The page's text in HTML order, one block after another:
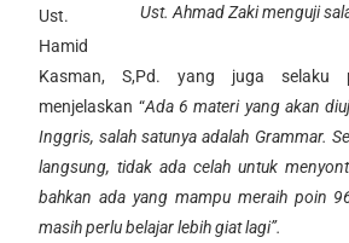
Ust. Ahmad Zaki menguji
Ust.
Hamid
Kasman, S,Pd. yang juga selaku
menjelaskan “Ada 6 materi yang akan
Inggris, salah satunya adalah Grammar.
langsung, tidak ada celah untuk
bahkan ada yang mampu meraih poin
masih perlu belajar lebih giat lagi”.